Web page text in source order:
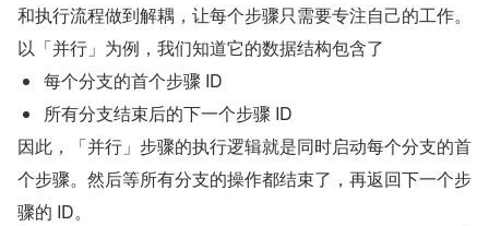
和执行流程做到解耦，让每个步骤只需要专注自己的工作。
以「并行」为例，我们知道它的数据结构包含了
每个分支的首个步骤 ID
所有分支结束后的下一个步骤 ID
因此，「并行」步骤的执行逻辑就是同时启动每个分支的首
个步骤。然后等所有分支的操作都结束了，再返回下一个步
骤的 ID。